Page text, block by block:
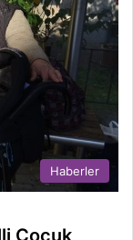
Haberler